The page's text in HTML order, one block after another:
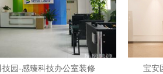
技园-感臻科技办公室装修 宝安